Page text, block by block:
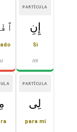
PARTÍCULA
إِنِ
Si
ini
PARTÍCULA
لِى
para mí